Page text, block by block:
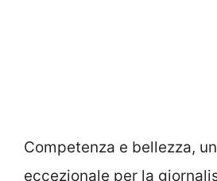
Competenza e bellezza,
eccezionale per la